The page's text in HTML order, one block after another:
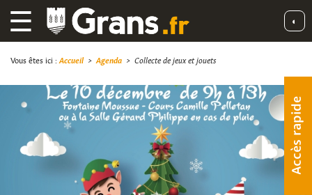
☰ ◐
Accès rapide
Vous êtes ici : Accueil> Agenda > Collecte de jeux et jouets